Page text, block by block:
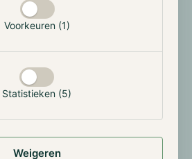
Voorkeuren (1)
Statistieken (5)
Weigeren
per aandeel kan verwerven.
naast een
over het bedrijf. Deze lancering
stap in de institutionele
benadrukt de groeiende